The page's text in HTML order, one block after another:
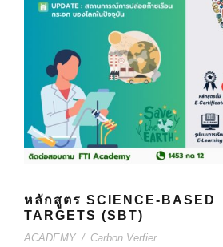
หลักสูตร SCIENCE-BASED
TARGETS (SBT)
ACADEMY / Carbon Verfier